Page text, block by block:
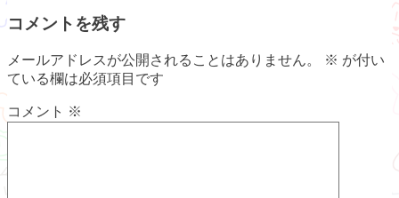
コメントを残す
メールアドレスが公開されることはありません。 ※ が付い
ている欄は必須項目です
コメント ※